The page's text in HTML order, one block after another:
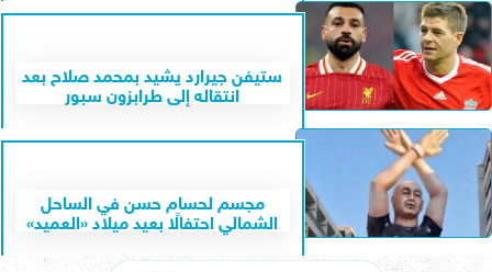
ستيفن جيرارد يشيد بمحمد صلاح بعد
انتقاله إلى طرابزون سبور
مجسم لحسام حسن في الساحل
الشمالي احتفالًا بعيد ميلاد «العميد»